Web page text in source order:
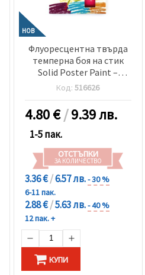
НОВ
Флуоресцентна твърда
темперна боя на стик
Solid Poster Paint –
комплект 6 цвята x 10 гр
Код:516626
4.80€/9.39 лв.
1-5 пак.
ОТСТЪПКИ
ЗА КОЛИЧЕСТВО
3.36 €/6.57 лв.- 30 %
6-11 пак.
2.88 €/5.63 лв.- 40 %
12 пак. +
КУПИ